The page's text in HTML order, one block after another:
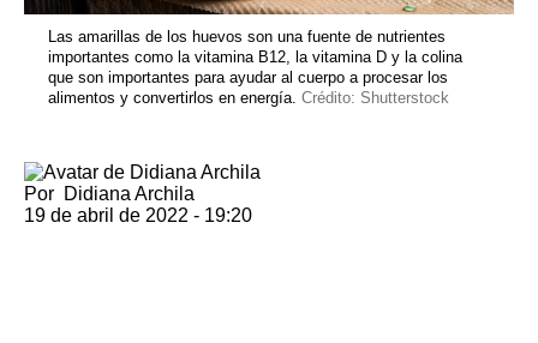
Las amarillas de los huevos son una fuente de nutrientes
importantes como la vitamina B12, la vitamina D y la colina
que son importantes para ayudar al cuerpo a procesar los
alimentos y convertirlos en energía. Crédito: Shutterstock
Por Didiana Archila
19 de abril de 2022 - 19:20